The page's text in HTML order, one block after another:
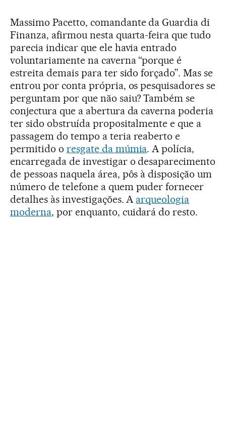
Massimo Pacetto, comandante da Guardia di
Finanza, afirmou nesta quarta-feira que tudo
parecia indicar que ele havia entrado
voluntariamente na caverna “porque é
estreita demais para ter sido forçado”. Mas se
entrou por conta própria, os pesquisadores se
perguntam por que não saiu? Também se
conjectura que a abertura da caverna poderia
ter sido obstruída propositalmente e que a
passagem do tempo a teria reaberto e
permitido o resgate da múmia. A polícia,
encarregada de investigar o desaparecimento
de pessoas naquela área, pôs à disposição um
número de telefone a quem puder fornecer
detalhes às investigações. A arqueologia
moderna, por enquanto, cuidará do resto.